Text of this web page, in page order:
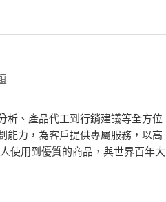
析、產品代工到行銷建議等全方位
能力，為客戶提供專屬服務，以高
使用到優質的商品，與世界百年大